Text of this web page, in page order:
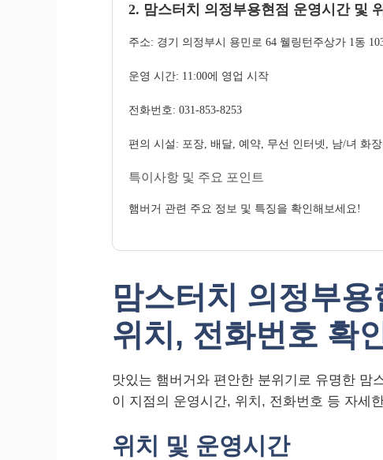
2. 맘스터치 의정부용현점 운영시간 및
주소: 경기 의정부시 용민로 64 웰링턴주상가 1동
운영 시간: 11:00에 영업 시작
전화번호: 031-853-8253
편의 시설: 포장, 배달, 예약, 무선 인터넷, 남/녀 화
특이사항 및 주요 포인트
햄버거 관련 주요 정보 및 특징을 확인해보세요!
맘스터치 의정부
위치, 전화번호 확
맛있는 햄버거와 편안한 분위기로 유명한 맘
이 지점의 운영시간, 위치, 전화번호 등 자세
위치 및 운영시간